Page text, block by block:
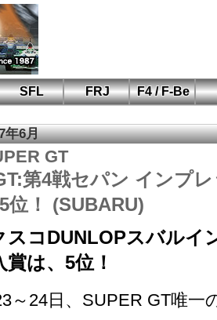
SFL FRJ
F4 / F-Be
年6月
GT
第4戦セパン インプ
位！ (SUBARU)
コDUNLOPスバルイ
賞は、5位！
～24日、SUPER GT唯一